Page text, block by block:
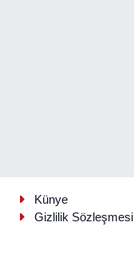
Künye
Gizlilik Sözleşmesi